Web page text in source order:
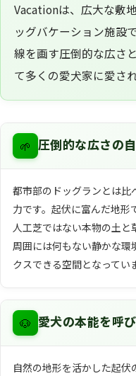
Vacationは、広大な敷
ッグバケーション施設
線を画す圧倒的な広さ
て多くの愛犬家に愛さ
🌱 圧倒的な広さの
都市部のドッグランとは
力です。起伏に富んだ地形
人工芝ではない本物の土と
周囲には何もない静かな環
クスできる空間となってい
🐶 愛犬の本能を呼
自然の地形を活かした起